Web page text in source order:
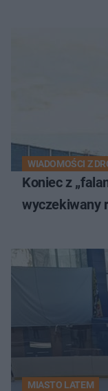
WIADOMOŚCI Z
Koniec z
wyczekiwany
MIASTO LATEM